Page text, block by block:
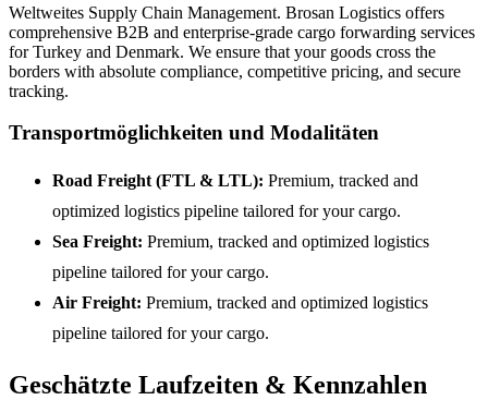
Weltweites Supply Chain Management. Brosan Logistics offers
comprehensive B2B and enterprise-grade cargo forwarding services
for Turkey and Denmark. We ensure that your goods cross the
borders with absolute compliance, competitive pricing, and secure
tracking.
Transportmöglichkeiten und Modalitäten
Road Freight (FTL & LTL): Premium, tracked and
optimized logistics pipeline tailored for your cargo.
Sea Freight: Premium, tracked and optimized logistics
pipeline tailored for your cargo.
Air Freight: Premium, tracked and optimized logistics
pipeline tailored for your cargo.
Geschätzte Laufzeiten & Kennzahlen